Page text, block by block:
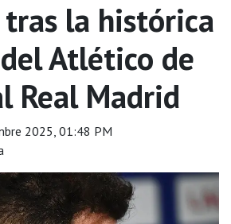
la histórica
Atlético de
Real Madrid
2025, 01:48 PM